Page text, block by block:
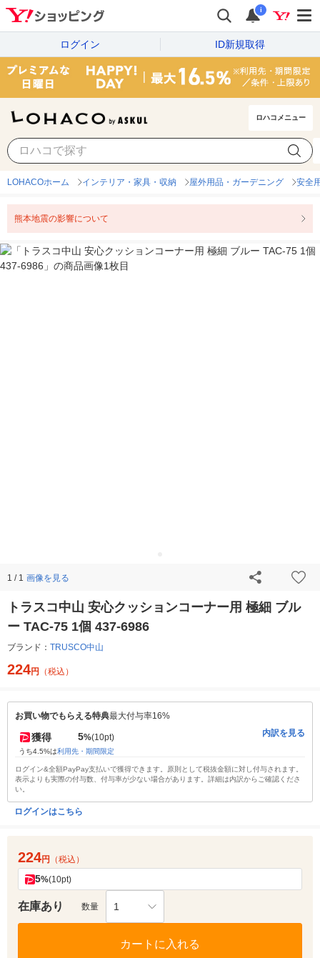
i
ログイン ID新規取得
ロハコメニュー
LOHACOホーム インテリア・家具・収納 屋外用品・ガーデニング 安全
熊本地震の影響について
1 / 1 画像を見る
トラスコ中山 安心クッションコーナー用 極細 ブル
ー TAC-75 1個 437-6986
ブランド： TRUSCO中山
224円 （税込）
お買い物でもらえる特典最大付与率16%
獲得 5%(10pt)
うち4.5%は利用先・期間限定
内訳を見る
ログイン&全額PayPay支払いで獲得できます。原則として税抜金額に対し付与されます。
表示よりも実際の付与数、付与率が少ない場合があります。詳細は内訳からご確認くださ
い。
ログインはこちら
224円 （税込）
5%(10pt)
在庫あり 数量 1
カートに入れる